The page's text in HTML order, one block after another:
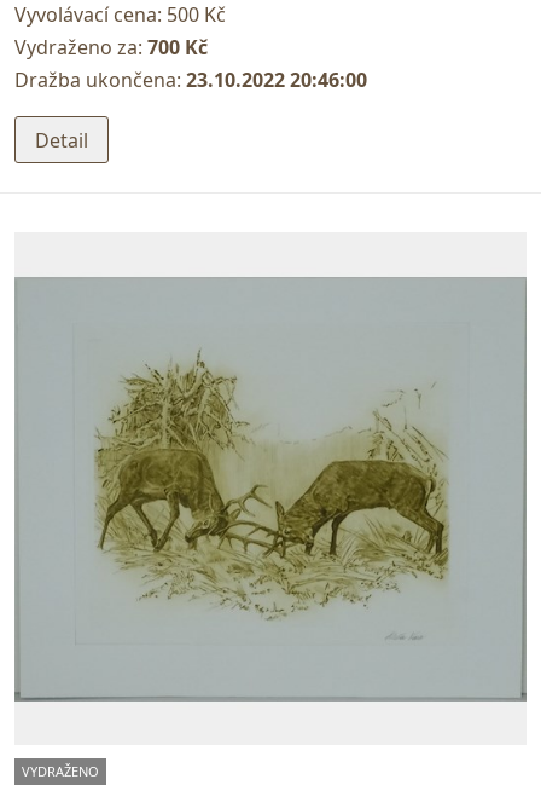
Vyvolávací cena: 500 Kč
Vydraženo za: 700 Kč
Dražba ukončena: 23.10.2022 20:46:00
Detail
VYDRAŽENO